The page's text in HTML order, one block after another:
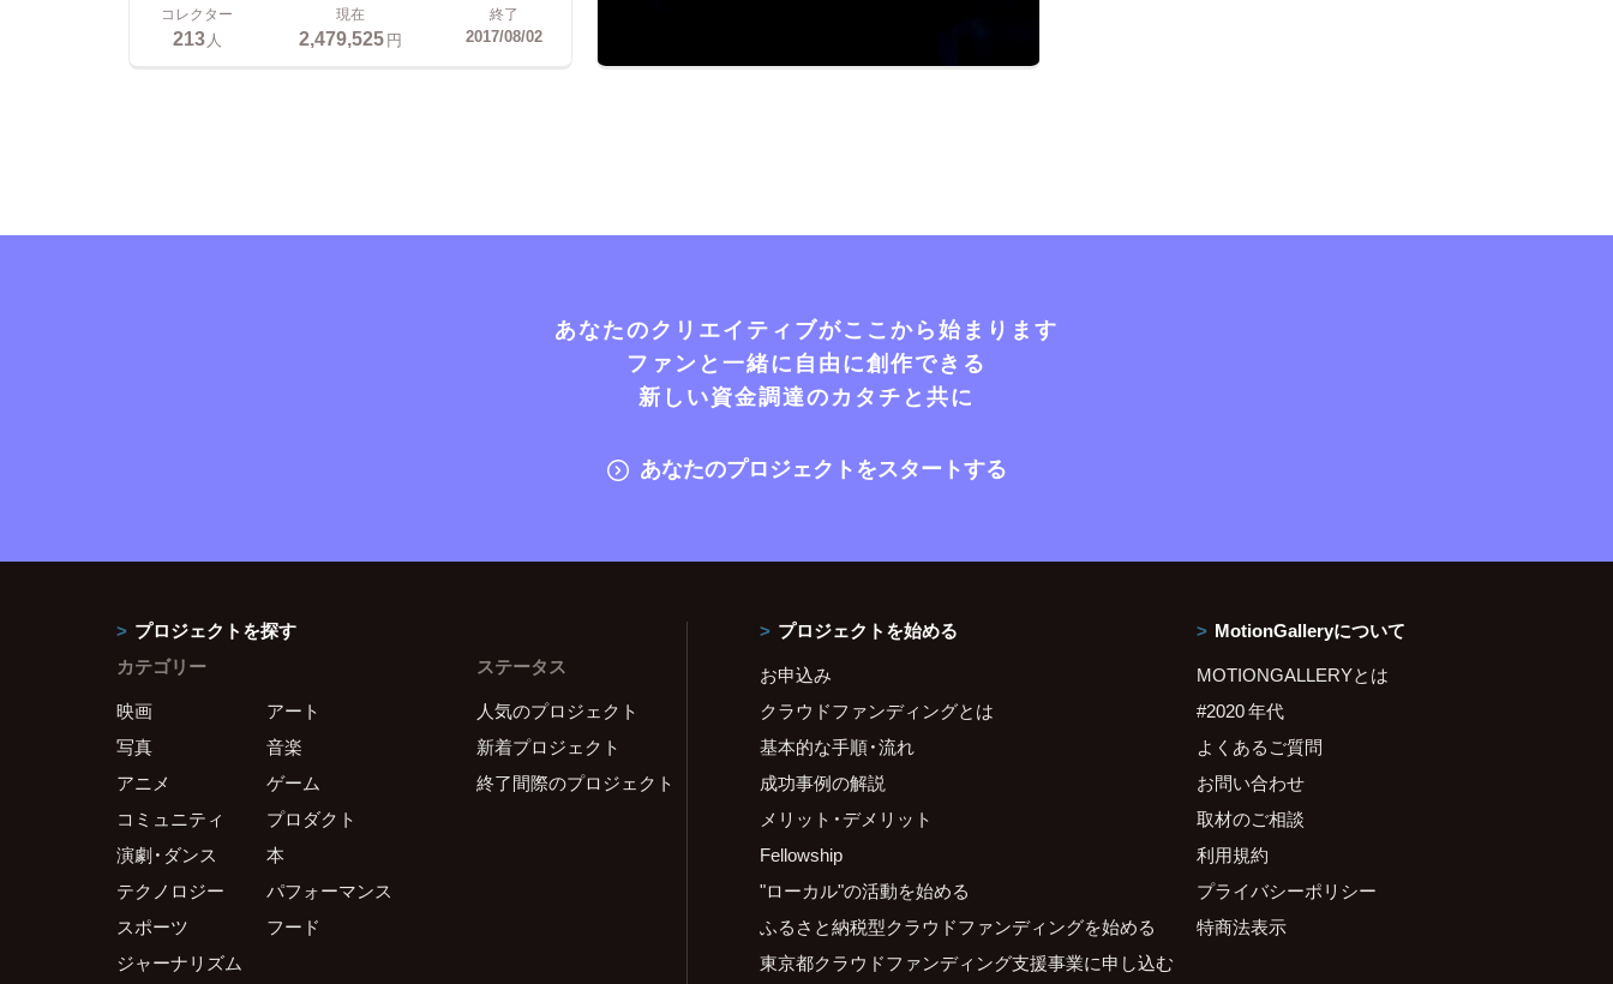
コレクター
213人
現在
2,479,525円
終了
2017/08/02
あなたのクリエイティブがここから始まります
ファンと一緒に自由に創作できる
新しい資金調達のカタチと共に
あなたのプロジェクトをスタートする
プロジェクトを探す
カテゴリー
映画
アート
写真
音楽
アニメ
ゲーム
コミュニティ
プロダクト
演劇・ダンス
本
テクノロジー
パフォーマンス
スポーツ
フード
ジャーナリズム
ステータス
人気のプロジェクト
新着プロジェクト
終了間際のプロジェクト
プロジェクトを始める
お申込み
クラウドファンディングとは
基本的な手順・流れ
成功事例の解説
メリット・デメリット
Fellowship
"ローカル"の活動を始める
ふるさと納税型クラウドファンディングを始める
東京都クラウドファンディング支援事業に申し込む
MotionGalleryについて
MOTIONGALLERYとは
#2020 年代
よくあるご質問
お問い合わせ
取材のご相談
利用規約
プライバシーポリシー
特商法表示